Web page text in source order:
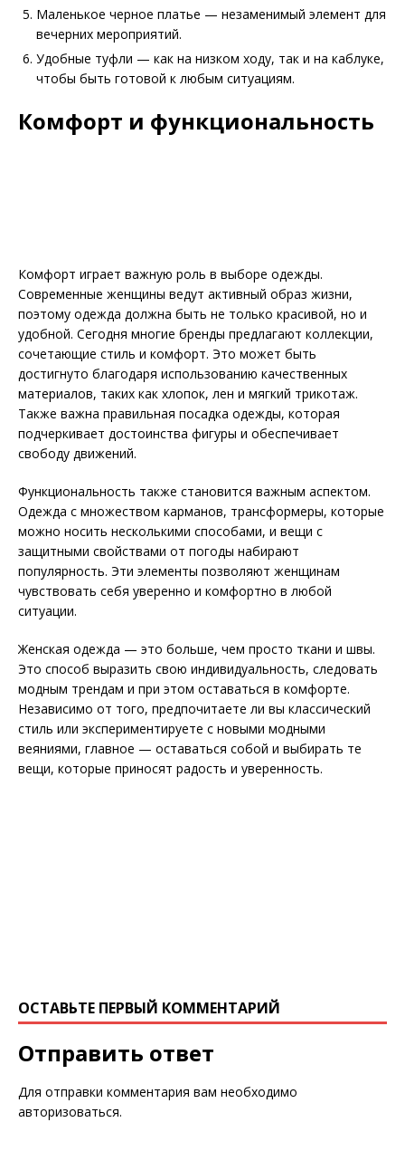
Маленькое черное платье — незаменимый элемент для
вечерних мероприятий.
Удобные туфли — как на низком ходу, так и на каблуке,
чтобы быть готовой к любым ситуациям.
Комфорт и функциональность
Комфорт играет важную роль в выборе одежды.
Современные женщины ведут активный образ жизни,
поэтому одежда должна быть не только красивой, но и
удобной. Сегодня многие бренды предлагают коллекции,
сочетающие стиль и комфорт. Это может быть
достигнуто благодаря использованию качественных
материалов, таких как хлопок, лен и мягкий трикотаж.
Также важна правильная посадка одежды, которая
подчеркивает достоинства фигуры и обеспечивает
свободу движений.
Функциональность также становится важным аспектом.
Одежда с множеством карманов, трансформеры, которые
можно носить несколькими способами, и вещи с
защитными свойствами от погоды набирают
популярность. Эти элементы позволяют женщинам
чувствовать себя уверенно и комфортно в любой
ситуации.
Женская одежда — это больше, чем просто ткани и швы.
Это способ выразить свою индивидуальность, следовать
модным трендам и при этом оставаться в комфорте.
Независимо от того, предпочитаете ли вы классический
стиль или экспериментируете с новыми модными
веяниями, главное — оставаться собой и выбирать те
вещи, которые приносят радость и уверенность.
ОСТАВЬТЕ ПЕРВЫЙ КОММЕНТАРИЙ
Отправить ответ
Для отправки комментария вам необходимо
авторизоваться.